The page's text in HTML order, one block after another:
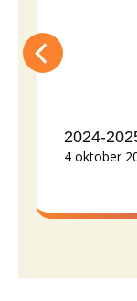
2024-
4 oktober